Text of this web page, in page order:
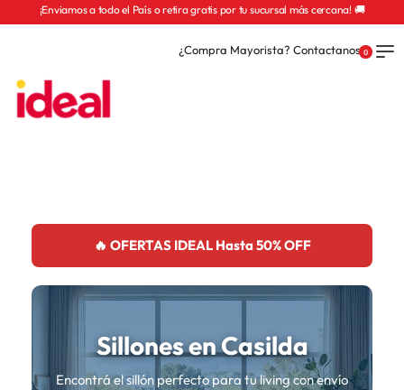
¡Enviamos a todo el País o retira gratis por tu sucursal más cercana! 🚚
¿Compra Mayorista? Contactanos 0
🔥 OFERTAS IDEAL Hasta 50% OFF
Sillones en Casilda
Encontrá el sillón perfecto para tu living con envío